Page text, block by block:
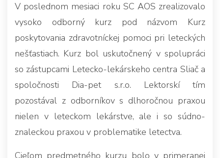
V poslednom mesiaci roku SC AOS zrealizovalo
vysoko odborný kurz pod názvom Kurz
poskytovania zdravotníckej pomoci pri leteckých
nešťastiach. Kurz bol uskutočnený v spolupráci
so zástupcami Letecko-lekárskeho centra Sliač a
spoločnosti Dia-pet s.r.o. Lektorskí tím
pozostával z odborníkov s dlhoročnou praxou
nielen v leteckom lekárstve, ale i so súdno-
znaleckou praxou v problematike letectva.
Cieľom predmetného kurzu bolo v primeranej